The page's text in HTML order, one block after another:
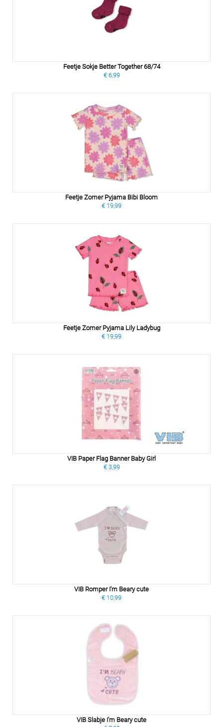
Feetje Sokje Better Together 68/74
€ 6,99
Feetje Zomer Pyjama Bibi Bloom
€ 19,99
Feetje Zomer Pyjama Lily Ladybug
€ 19,99
VIB Paper Flag Banner Baby Girl
€ 3,99
VIB Romper I'm Beary cute
€ 10,99
VIB Slabje I'm Beary cute